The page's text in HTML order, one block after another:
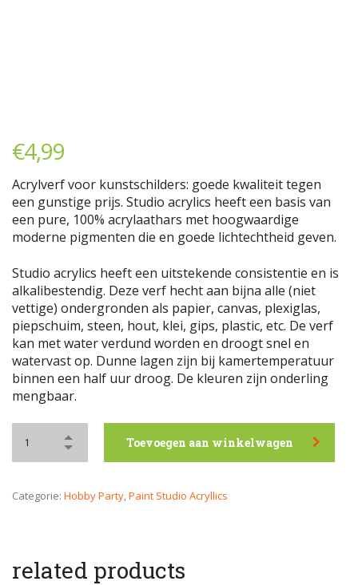
€4,99
Acrylverf voor kunstschilders: goede kwaliteit tegen
een gunstige prijs. Studio acrylics heeft een basis van
een pure, 100% acrylaathars met hoogwaardige
moderne pigmenten die en goede lichtechtheid geven.
Studio acrylics heeft een uitstekende consistentie en is
alkalibestendig. Deze verf hecht aan bijna alle (niet
vettige) ondergronden als papier, canvas, plexiglas,
piepschuim, steen, hout, klei, gips, plastic, etc. De verf
kan met water verdund worden en droogt snel en
watervast op. Dunne lagen zijn bij kamertemperatuur
binnen een half uur droog. De kleuren zijn onderling
mengbaar.
Toevoegen aan winkelwagen
Categorie: Hobby Party,Paint Studio Acryllics
related products